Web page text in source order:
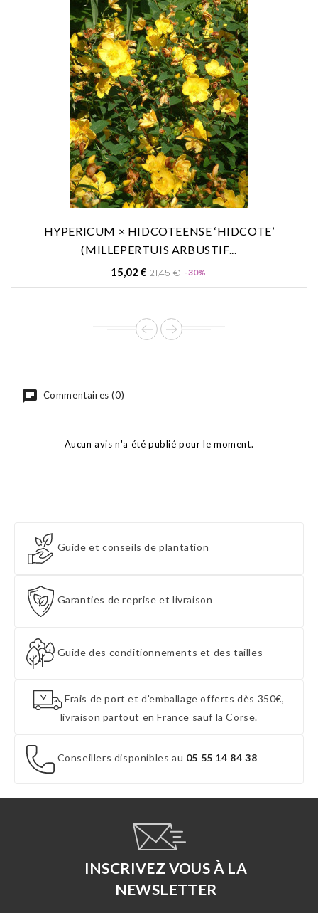
HYPERICUM × HIDCOTEENSE ‘HIDCOTE’
(MILLEPERTUIS ARBUSTIF...
15,02 €Prix
21,45 € -30%
Commentaires (0)
Aucun avis n'a été publié pour le moment.
Guide et conseils de plantation
Garanties de reprise et livraison
Guide des conditionnements et des tailles
Frais de port et d'emballage offerts dès 350€,
livraison partout en France sauf la Corse.
Conseillers disponibles au 05 55 14 84 38
INSCRIVEZ VOUS À LA
NEWSLETTER